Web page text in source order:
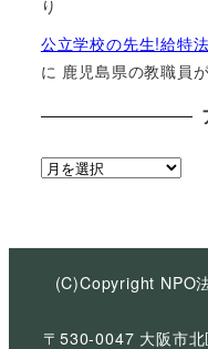
り
公立学校の先生!給特
に 鹿児島県の教職員
ア
イ
(C)Copyright NPO
〒530-0047 大阪市北